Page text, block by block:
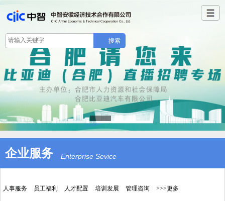
企业服务 Enterprise Sevice
人事服务 员工福利 人才配置 培训发展 管理咨询 >>>更多
2022合肥急救中心担架员招聘启事
中智安徽公司2021年-2023年度供应商入库项目中标公示
合肥市消防救援支队招聘A1驾驶员公告
中智安徽经济技术合作有限公司 2021年-2023年度供应商入库项目招...
合肥电力安装有限公司2021年校园招聘拟录用人员公示
合肥市商务局2021年公开招聘政府购买服务人员拟聘用名单公示
2021年合肥电力安装有限公司 项目部岗位人员招聘公告
合肥电力安装有限公司2021年校园招聘二次补录成绩公示
2021年合肥急救中心担架员招聘综合成绩及入围考察环节名单
合肥电力安装有限公司2021校园招聘第二批补录公告
合肥电力安装有限公司2021校园招聘第一批补录公告